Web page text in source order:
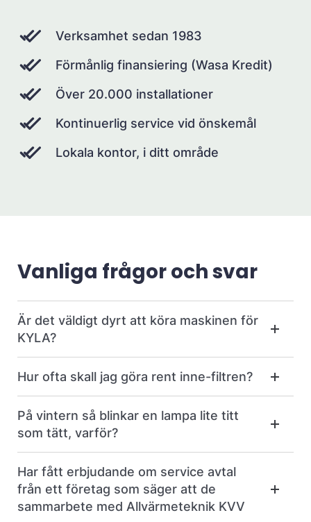
Verksamhet sedan 1983
Förmånlig finansiering (Wasa Kredit)
Över 20.000 installationer
Kontinuerlig service vid önskemål
Lokala kontor, i ditt område
Vanliga frågor och svar
Är det väldigt dyrt att köra maskinen för
KYLA?
Hur ofta skall jag göra rent inne-filtren?
På vintern så blinkar en lampa lite titt
som tätt, varför?
Har fått erbjudande om service avtal
från ett företag som säger att de
sammarbete med Allvärmeteknik KVV